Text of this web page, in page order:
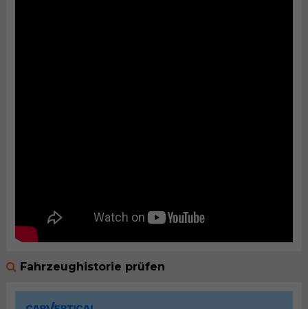
Fahrzeughistorie prüfen